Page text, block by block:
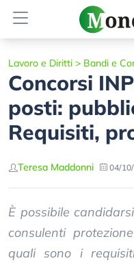
Lavoro e Diritti > Bandi e
Concorsi
posti:
Requisiti,
Teresa Maddonni 04/
È possibile
consulenti
quali sono i